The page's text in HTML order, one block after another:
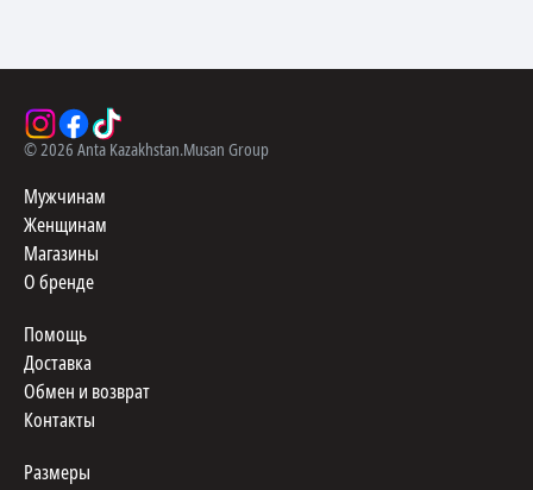
©2026 Anta Kazakhstan.Musan Group
Мужчинам
Женщинам
Магазины
О бренде
Помощь
Доставка
Обмен и возврат
Контакты
Размеры